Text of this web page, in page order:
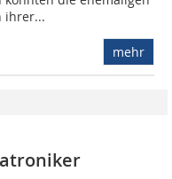
ihrer...
mehr